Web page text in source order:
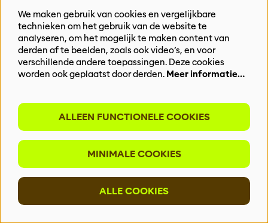
3012 VJ Rotterdam
010 – 40 46 888
JE BEZOEK
Bereikbaarheid & Toegankelijkheid
Veelgestelde vragen
Algemene voorwaarden
PROFESSIONALS
Pers
Educatie & Interactie
We maken gebruik van cookies en vergelijkbare
technieken om het gebruik van de website te
analyseren, om het mogelijk te maken content van
derden af te beelden, zoals ook video’s, en voor
verschillende andere toepassingen. Deze cookies
worden ook geplaatst door derden. Meer informatie…
ALLEEN FUNCTIONELE COOKIES
MINIMALE COOKIES
ALLE COOKIES